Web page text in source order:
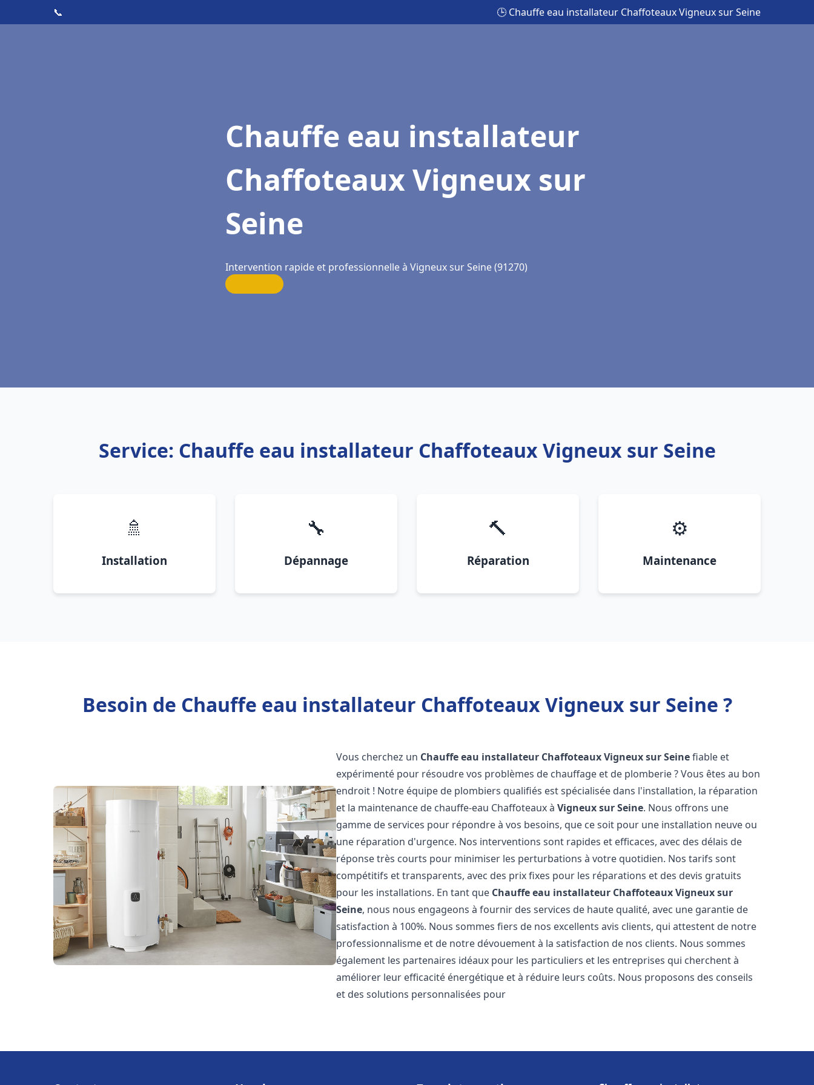
📞 🕒 Chauffe eau installateur Chaffoteaux Vigneux sur Seine
Chauffe eau installateur
Chaffoteaux Vigneux sur
Seine
Intervention rapide et professionnelle à Vigneux sur Seine (91270)
Service: Chauffe eau installateur Chaffoteaux Vigneux sur Seine
🚿
Installation
🔧
Dépannage
🔨
Réparation
⚙️
Maintenance
Besoin de Chauffe eau installateur Chaffoteaux Vigneux sur Seine ?
Vous cherchez un Chauffe eau installateur ChaffoteauxVigneux sur Seinefiable et
expérimenté pour résoudre vos problèmes de chauffage et de plomberie ? Vous êtes au bon
endroit ! Notre équipe de plombiers qualifiés est spécialisée dans l'installation, la réparation
et la maintenance de chauffe-eau Chaffoteaux àVigneux sur Seine. Nous offrons une
gamme de services pour répondre à vos besoins, que ce soit pour une installation neuve ou
une réparation d'urgence. Nos interventions sont rapides et efficaces, avec des délais de
réponse très courts pour minimiser les perturbations à votre quotidien. Nos tarifs sont
compétitifs et transparents, avec des prix fixes pour les réparations et des devis gratuits
pour les installations. En tant que Chauffe eau installateur ChaffoteauxVigneux sur
Seine, nous nous engageons à fournir des services de haute qualité, avec une garantie de
satisfaction à 100%. Nous sommes fiers de nos excellents avis clients, qui attestent de notre
professionnalisme et de notre dévouement à la satisfaction de nos clients. Nous sommes
également les partenaires idéaux pour les particuliers et les entreprises qui cherchent à
améliorer leur efficacité énergétique et à réduire leurs coûts. Nous proposons des conseils
et des solutions personnalisées pour